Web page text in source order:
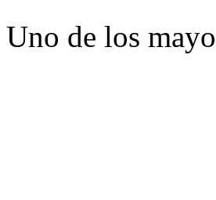
Uno de los